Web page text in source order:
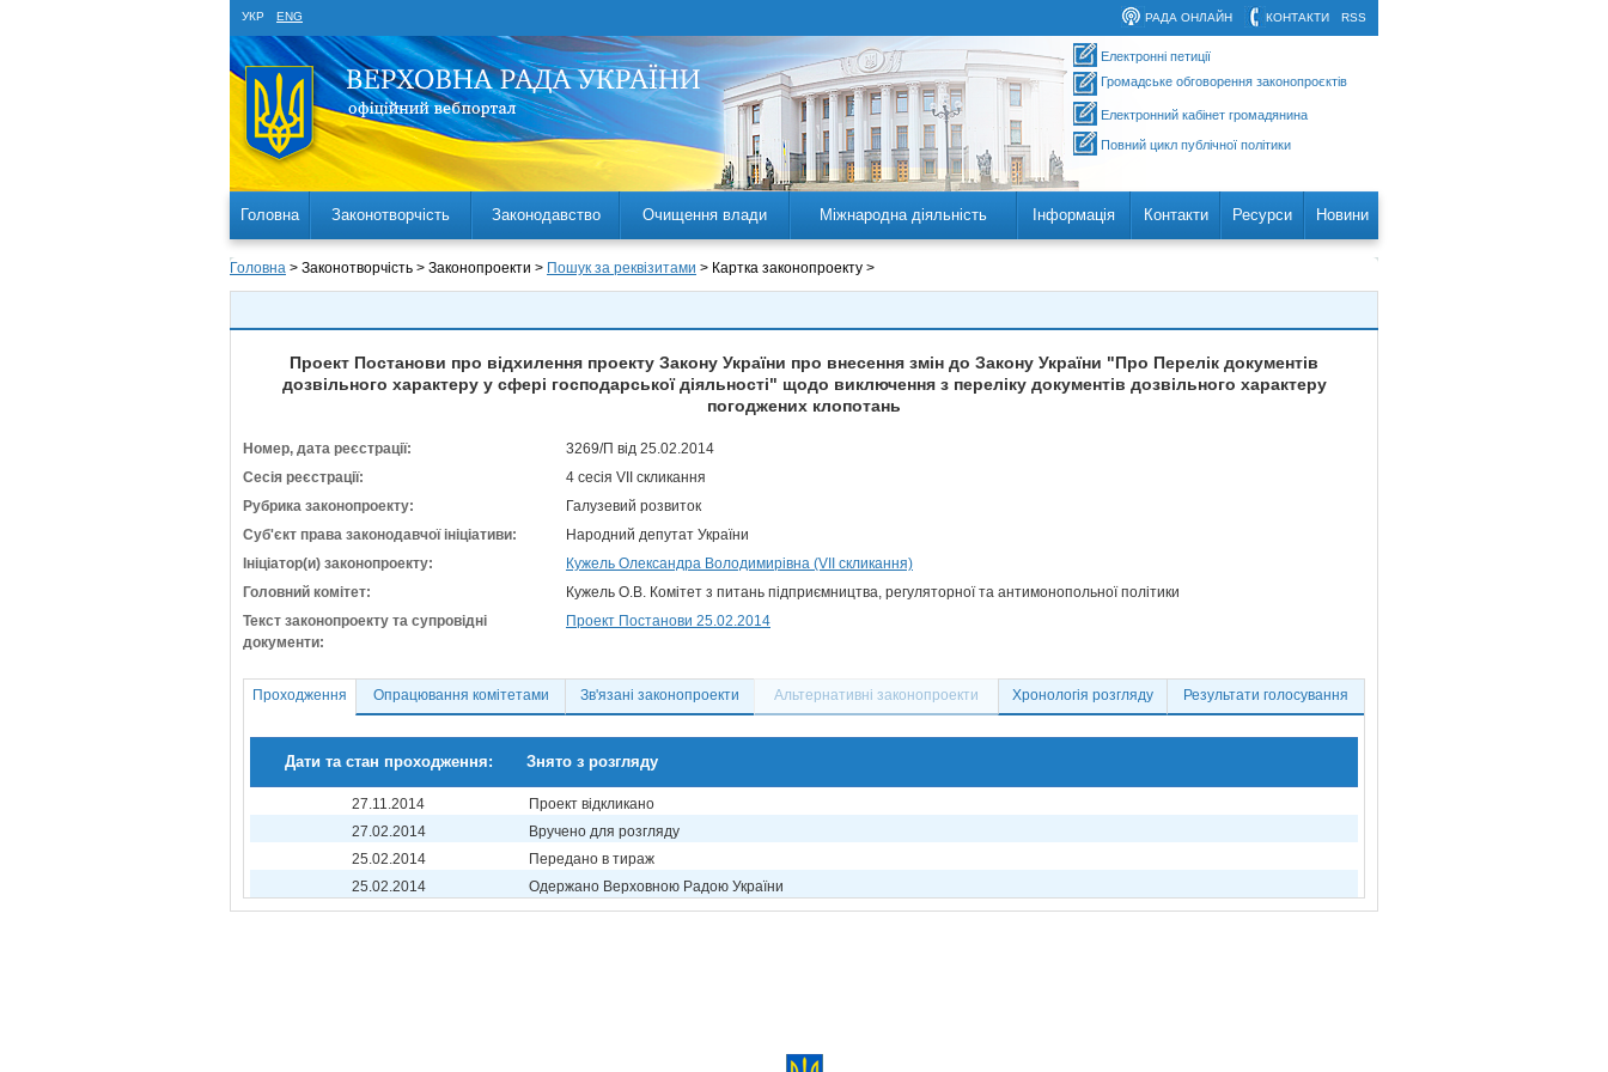
УКР ENG RSS
КОНТАКТИ
РАДА ОНЛАЙН
Електронні петиції
Громадське обговорення законопроєктів
Електронний кабінет громадянина
Повний цикл публічної політики
Головна Законотворчість Законодавство Очищення влади Міжнародна діяльність Інформація Контакти Ресурси Новини
Головна > Законотворчість > Законопроекти > Пошук за реквізитами > Картка законопроекту >
Проект Постанови про відхилення проекту Закону України про внесення змін до Закону України "Про Перелік документів
дозвільного характеру у сфері господарської діяльності" щодо виключення з переліку документів дозвільного характеру
погоджених клопотань
Номер, дата реєстрації:
3269/П від 25.02.2014
Сесія реєстрації:
4 сесія VII скликання
Рубрика законопроекту:
Галузевий розвиток
Суб'єкт права законодавчої ініціативи:
Народний депутат України
Ініціатор(и) законопроекту:
Кужель Олександра Володимирівна (VII скликання)
Головний комітет:
Кужель О.В. Комітет з питань підприємництва, регуляторної та антимонопольної політики
Текст законопроекту та супровідні
документи:
Проект Постанови 25.02.2014
Проходження Опрацювання комітетами Зв'язані законопроекти Альтернативні законопроекти Хронологія розгляду Результати голосування
Дати та стан проходження: Знято з розгляду
27.11.2014
Проект відкликано
27.02.2014
Вручено для розгляду
25.02.2014
Передано в тираж
25.02.2014
Одержано Верховною Радою України